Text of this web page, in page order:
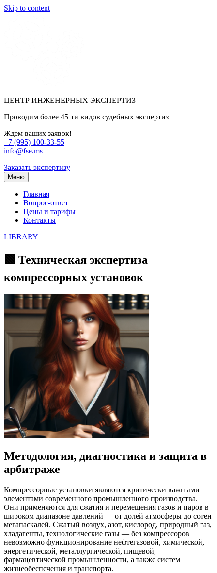
Skip to content
ЦЕНТР ИНЖЕНЕРНЫХ ЭКСПЕРТИЗ
Проводим более 45-ти видов судебных экспертиз
Ждем ваших заявок!
+7 (995) 100-33-55
info@fse.ms
Заказать экспертизу
Меню
Главная
Вопрос-ответ
Цены и тарифы
Контакты
LIBRARY
🟩 Техническая экспертиза
компрессорных установок
Методология, диагностика и защита в
арбитраже
Компрессорные установки являются критически важными
элементами современного промышленного производства.
Они применяются для сжатия и перемещения газов и паров в
широком диапазоне давлений — от долей атмосферы до сотен
мегапаскалей. Сжатый воздух, азот, кислород, природный газ,
хладагенты, технологические газы — без компрессоров
невозможно функционирование нефтегазовой, химической,
энергетической, металлургической, пищевой,
фармацевтической промышленности, а также систем
жизнеобеспечения и транспорта.